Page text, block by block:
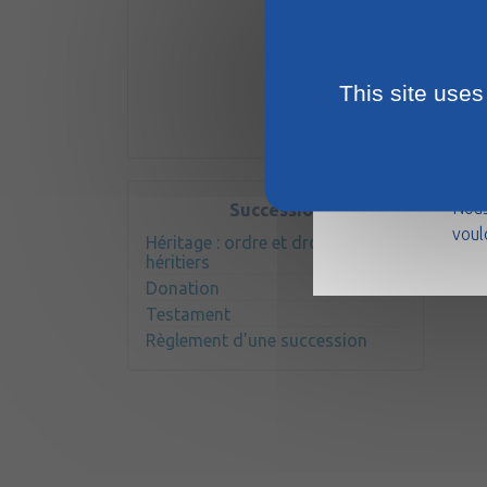
Succession
Héritage : ordre et droits des
héritiers
Donation
Testament
Règlement d'une succession
La
This site